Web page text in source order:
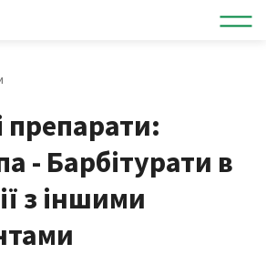
препарати:
- Барбітурати в
з іншими